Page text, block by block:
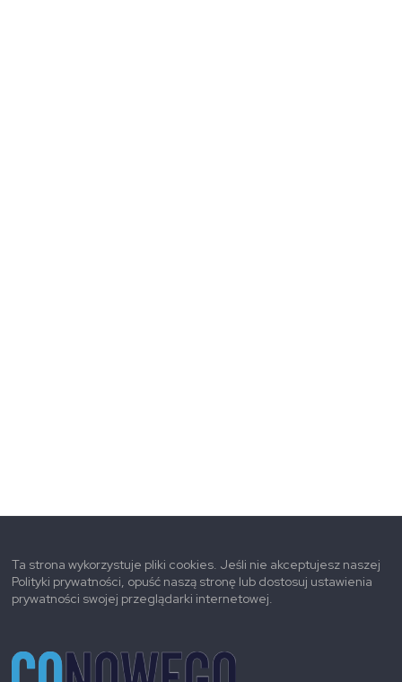
Ta strona wykorzystuje pliki cookies. Jeśli nie akceptujesz naszej
Polityki prywatności, opuść naszą stronę lub dostosuj ustawienia
prywatności swojej przeglądarki internetowej.